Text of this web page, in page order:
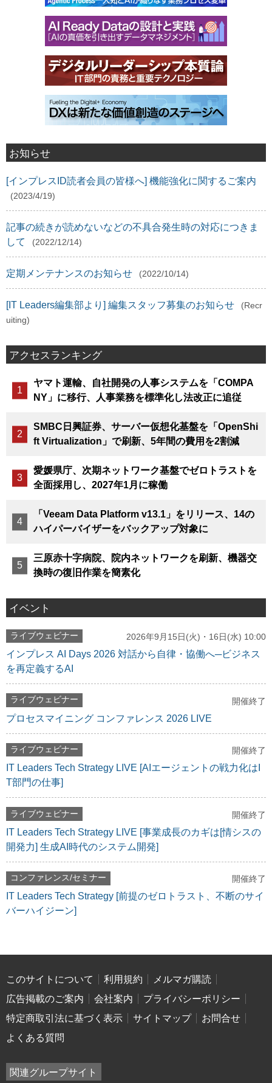
お知らせ
[インプレスID読者会員の皆様へ] 機能強化に関するご案内
(2023/4/19)
記事の続きが読めないなどの不具合発生時の対応につきま
して
(2022/12/14)
定期メンテナンスのお知らせ (2022/10/14)
[IT Leaders編集部より] 編集スタッフ募集のお知らせ
(Recr
uiting)
アクセスランキング
ヤマト運輸、自社開発の人事システムを「COMPA
NY」に移行、人事業務を標準化し法改正に追従
SMBC日興証券、サーバー仮想化基盤を「OpenShi
ft Virtualization」で刷新、5年間の費用を2割減
愛媛県庁、次期ネットワーク基盤でゼロトラストを
全面採用し、2027年1月に稼働
「Veeam Data Platform v13.1」をリリース、14の
ハイパーバイザーをバックアップ対象に
三原赤十字病院、院内ネットワークを刷新、機器交
換時の復旧作業を簡素化
イベント
ライブウェビナー 2026年9月15日(火)・16日(水) 10:00
インプレス AI Days 2026 対話から自律・協働へ─ビジネス
を再定義するAI
ライブウェビナー 開催終了
プロセスマイニング コンファレンス 2026 LIVE
ライブウェビナー 開催終了
IT Leaders Tech Strategy LIVE [AIエージェントの戦力化はI
T部門の仕事]
ライブウェビナー 開催終了
IT Leaders Tech Strategy LIVE [事業成長のカギは[情シスの
開発力] 生成AI時代のシステム開発]
コンファレンス/セミナー 開催終了
IT Leaders Tech Strategy [前提のゼロトラスト、不断のサイ
バーハイジーン]
このサイトについて 利用規約
メルマガ購読
広告掲載のご案内
会社案内
プライバシーポリシー
特定商取引法に基づく表示
サイトマップ
お問合せ
よくある質問
関連グループサイト